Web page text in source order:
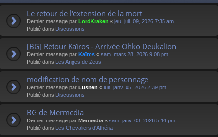
e
Le retour de l'extension de la mort !
Dernier message par LordKraken « jeu. juil. 09, 2026 7:35 am
Publié dans Discussions
[BG] Retour Kaïros - Arrivée Ohko Deukalion
Dernier message par Kaïros « sam. mars 28, 2026 9:08 pm
Publié dans Les Anges de Zeus
modification de nom de personnage
Dernier message par Lushen « lun. janv. 05, 2026 2:39 pm
Publié dans Discussions
BG de Mermedia
Dernier message par Mermedia « sam. janv. 03, 2026 5:14 pm
Publié dans Les Chevaliers d'Athéna